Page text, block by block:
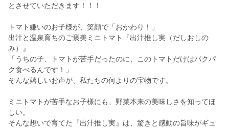
とさせていただきます！！！
トマト嫌いのお子様が、笑顔で「おかわり！」
出汁と温泉育ちのご褒美ミニトマト『出汁推し実（だしおしの
み）』
「うちの子、トマトが苦手だったのに、このトマトだけはパクパ
ク食べるんです！」
そんな嬉しいお声が、私たちの何よりの宝物です。
ミニトマトが苦手なお子様にも、野菜本来の美味しさを知ってほ
しい。
そんな想いで育てた『出汁推し実』は、驚きと感動の旨味がギュ